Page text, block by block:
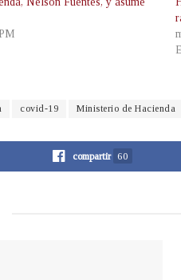
covid-19 Ministerio de Hacienda
compartir 60